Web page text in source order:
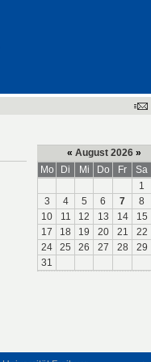
« August 2026 »
Mo
Di Mi Do Fr Sa
1
3
4 5 6 7 8
10
11 12 13 14 15
17
18 19 20 21 22
24
25 26 27 28 29
31